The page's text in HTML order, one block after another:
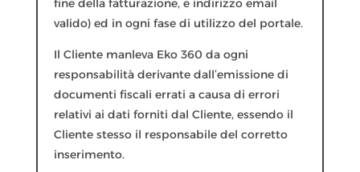
fine della fatturazione, e indirizzo email
valido) ed in ogni fase di utilizzo del portale.
Il Cliente manleva Eko 360 da ogni
responsabilità derivante dall’emissione di
documenti fiscali errati a causa di errori
relativi ai dati forniti dal Cliente, essendo il
Cliente stesso il responsabile del corretto
inserimento.